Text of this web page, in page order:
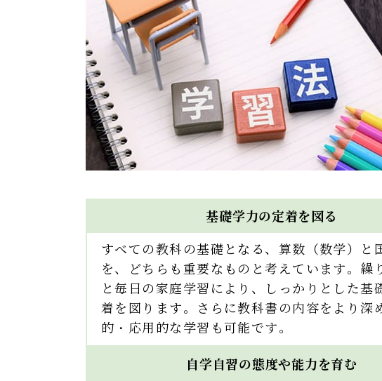
基礎学力の定着を図る
すべての教科の基礎となる、算数（数学）と
を、どちらも重要なものと考えています。繰
と毎日の家庭学習により、しっかりとした基
着を図ります。さらに教科書の内容をより深
的・応用的な学習も可能です。
自学自習の態度や能力を育む